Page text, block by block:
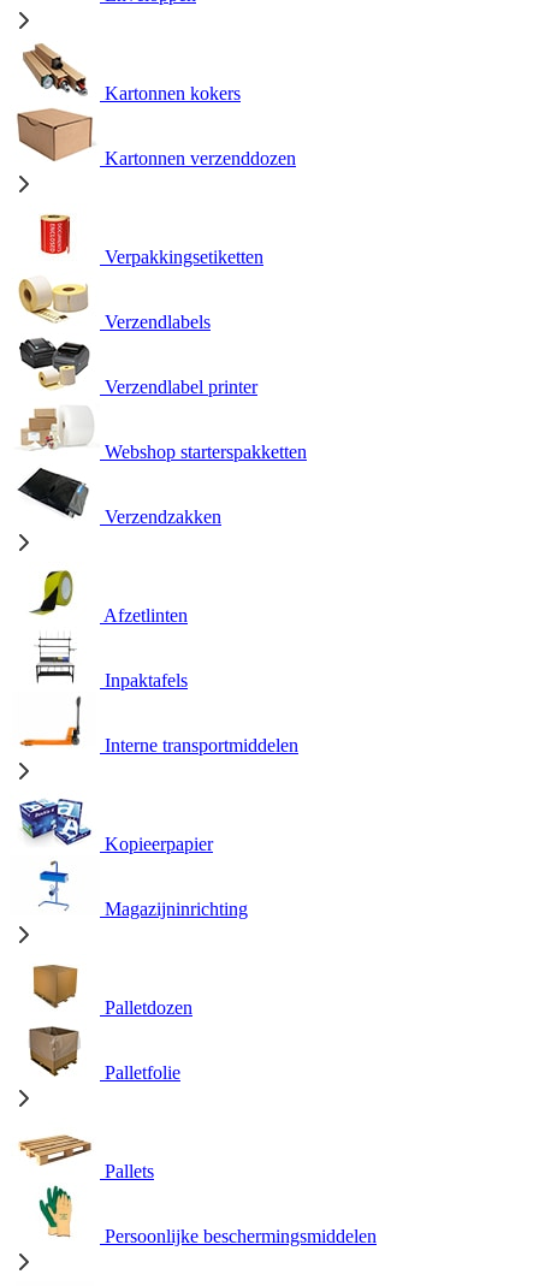
Kartonnen kokers
Kartonnen verzenddozen
Verpakkingsetiketten
Verzendlabels
Verzendlabel printer
Webshop starterspakketten
Verzendzakken
Afzetlinten
Inpaktafels
Interne transportmiddelen
Kopieerpapier
Magazijninrichting
Palletdozen
Palletfolie
Pallets
Persoonlijke beschermingsmiddelen